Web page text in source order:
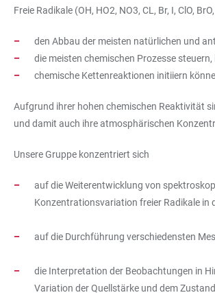
Freie Radikale (OH, HO2, NO3, CL, Br, I, ClO,
den Abbau der meisten natürlichen und
die meisten chemischen Prozesse
chemische Kettenreaktionen initiiern
Aufgrund ihrer hohen chemischen Reaktivität
und damit auch ihre atmosphärischen
Unsere Gruppe konzentriert sich
auf die Weiterentwicklung von
Konzentrationsvariation freier Radikale in
auf die Durchführung verschiedensten
die Interpretation der Beobachtungen in
Variation der Quellstärke und dem